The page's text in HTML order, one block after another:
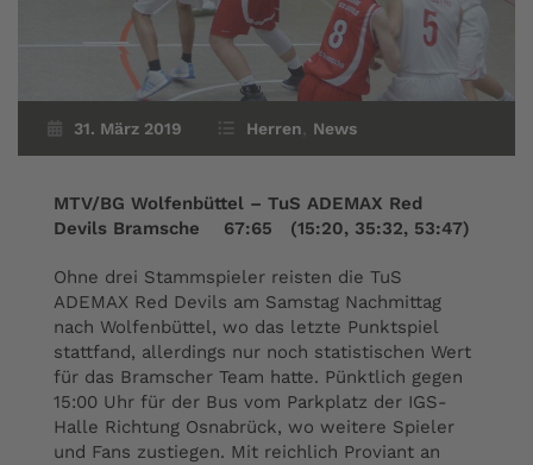
31. März 2019 Herren News
MTV/BG Wolfenbüttel – TuS ADEMAX Red
Devils Bramsche 67:65 (15:20, 35:32, 53:47)
Ohne drei Stammspieler reisten die TuS
ADEMAX Red Devils am Samstag Nachmittag
nach Wolfenbüttel, wo das letzte Punktspiel
stattfand, allerdings nur noch statistischen Wert
für das Bramscher Team hatte. Pünktlich gegen
15:00 Uhr für der Bus vom Parkplatz der IGS-
Halle Richtung Osnabrück, wo weitere Spieler
und Fans zustiegen. Mit reichlich Proviant an